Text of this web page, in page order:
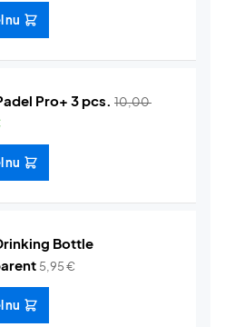
nu
Pro+ 3 pcs. 10,00
nu
Bottle
5,95€
nu